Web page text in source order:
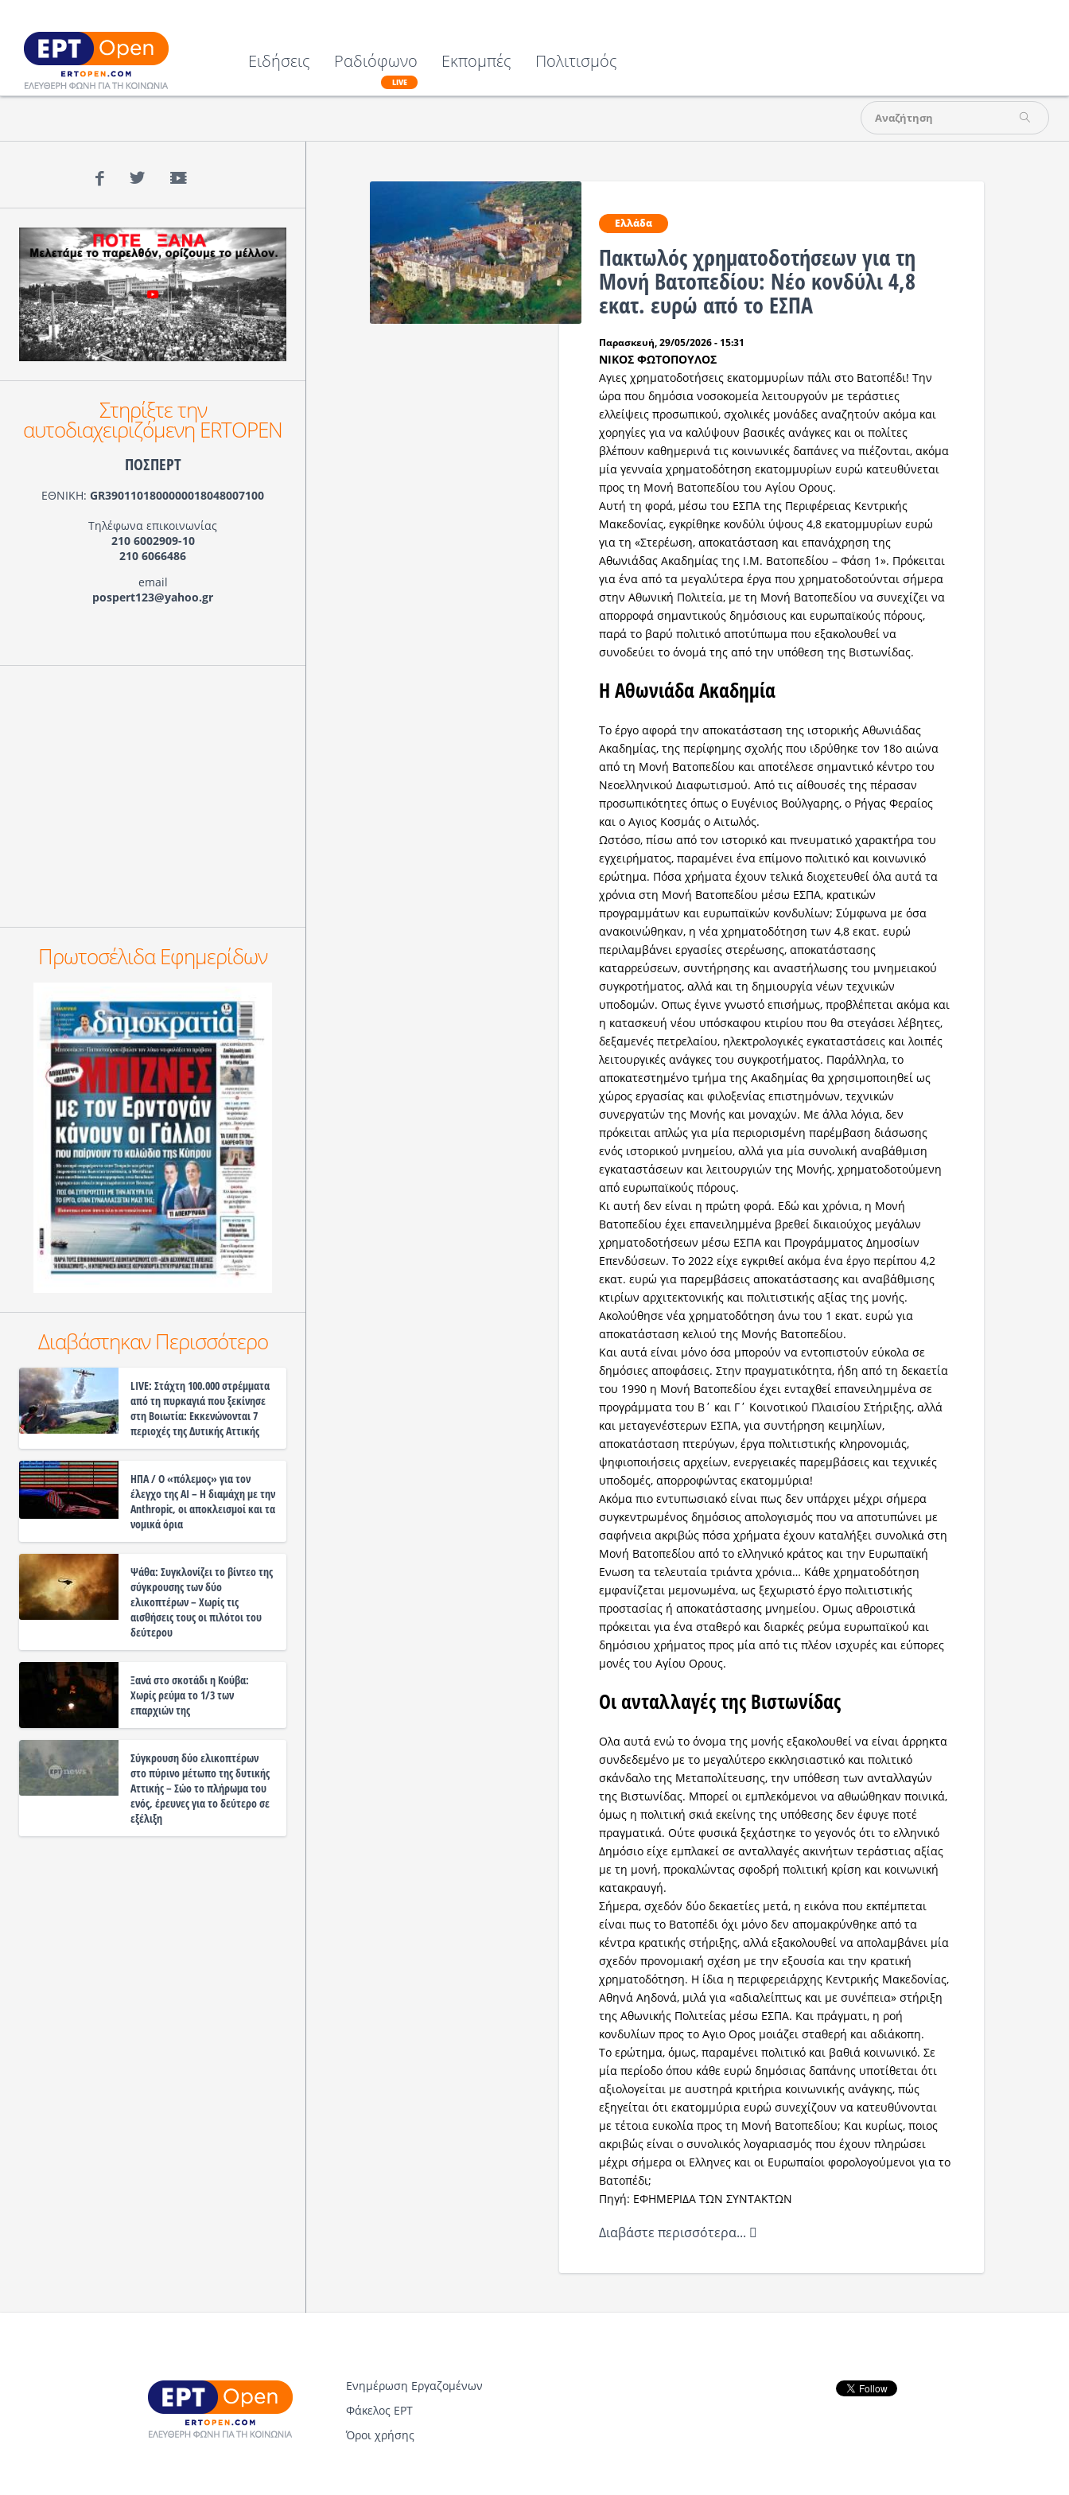
Ειδήσεις Ραδιόφωνο
LIVE
Εκπομπές Πολιτισμός
Ελλάδα
Πακτωλός χρηματοδοτήσεων για τη
Μονή Βατοπεδίου: Νέο κονδύλι 4,8
εκατ. ευρώ από το ΕΣΠΑ
Παρασκευή, 29/05/2026 - 15:31
ΝΙΚΟΣ ΦΩΤΟΠΟΥΛΟΣ
Aγιες χρηματοδοτήσεις εκατομμυρίων πάλι στο Βατοπέδι! Την
ώρα που δημόσια νοσοκομεία λειτουργούν με τεράστιες
ελλείψεις προσωπικού, σχολικές μονάδες αναζητούν ακόμα και
χορηγίες για να καλύψουν βασικές ανάγκες και οι πολίτες
βλέπουν καθημερινά τις κοινωνικές δαπάνες να πιέζονται, ακόμα
μία γενναία χρηματοδότηση εκατομμυρίων ευρώ κατευθύνεται
προς τη Μονή Βατοπεδίου του Αγίου Ορους.
Αυτή τη φορά, μέσω του ΕΣΠΑ της Περιφέρειας Κεντρικής
Μακεδονίας, εγκρίθηκε κονδύλι ύψους 4,8 εκατομμυρίων ευρώ
για τη «Στερέωση, αποκατάσταση και επανάχρηση της
Αθωνιάδας Ακαδημίας της Ι.Μ. Βατοπεδίου – Φάση 1». Πρόκειται
για ένα από τα μεγαλύτερα έργα που χρηματοδοτούνται σήμερα
στην Αθωνική Πολιτεία, με τη Μονή Βατοπεδίου να συνεχίζει να
απορροφά σημαντικούς δημόσιους και ευρωπαϊκούς πόρους,
παρά το βαρύ πολιτικό αποτύπωμα που εξακολουθεί να
συνοδεύει το όνομά της από την υπόθεση της Βιστωνίδας.
Η Αθωνιάδα Ακαδημία
Το έργο αφορά την αποκατάσταση της ιστορικής Αθωνιάδας
Ακαδημίας, της περίφημης σχολής που ιδρύθηκε τον 18ο αιώνα
από τη Μονή Βατοπεδίου και αποτέλεσε σημαντικό κέντρο του
Νεοελληνικού Διαφωτισμού. Από τις αίθουσές της πέρασαν
προσωπικότητες όπως ο Ευγένιος Βούλγαρης, ο Ρήγας Φεραίος
και ο Αγιος Κοσμάς ο Αιτωλός.
Ωστόσο, πίσω από τον ιστορικό και πνευματικό χαρακτήρα του
εγχειρήματος, παραμένει ένα επίμονο πολιτικό και κοινωνικό
ερώτημα. Πόσα χρήματα έχουν τελικά διοχετευθεί όλα αυτά τα
χρόνια στη Μονή Βατοπεδίου μέσω ΕΣΠΑ, κρατικών
προγραμμάτων και ευρωπαϊκών κονδυλίων; Σύμφωνα με όσα
ανακοινώθηκαν, η νέα χρηματοδότηση των 4,8 εκατ. ευρώ
περιλαμβάνει εργασίες στερέωσης, αποκατάστασης
καταρρεύσεων, συντήρησης και αναστήλωσης του μνημειακού
συγκροτήματος, αλλά και τη δημιουργία νέων τεχνικών
υποδομών. Οπως έγινε γνωστό επισήμως, προβλέπεται ακόμα και
η κατασκευή νέου υπόσκαφου κτιρίου που θα στεγάσει λέβητες,
δεξαμενές πετρελαίου, ηλεκτρολογικές εγκαταστάσεις και λοιπές
λειτουργικές ανάγκες του συγκροτήματος. Παράλληλα, το
αποκατεστημένο τμήμα της Ακαδημίας θα χρησιμοποιηθεί ως
χώρος εργασίας και φιλοξενίας επιστημόνων, τεχνικών
συνεργατών της Μονής και μοναχών. Με άλλα λόγια, δεν
πρόκειται απλώς για μία περιορισμένη παρέμβαση διάσωσης
ενός ιστορικού μνημείου, αλλά για μία συνολική αναβάθμιση
εγκαταστάσεων και λειτουργιών της Μονής, χρηματοδοτούμενη
από ευρωπαϊκούς πόρους.
Κι αυτή δεν είναι η πρώτη φορά. Εδώ και χρόνια, η Μονή
Βατοπεδίου έχει επανειλημμένα βρεθεί δικαιούχος μεγάλων
χρηματοδοτήσεων μέσω ΕΣΠΑ και Προγράμματος Δημοσίων
Επενδύσεων. Το 2022 είχε εγκριθεί ακόμα ένα έργο περίπου 4,2
εκατ. ευρώ για παρεμβάσεις αποκατάστασης και αναβάθμισης
κτιρίων αρχιτεκτονικής και πολιτιστικής αξίας της μονής.
Ακολούθησε νέα χρηματοδότηση άνω του 1 εκατ. ευρώ για
αποκατάσταση κελιού της Μονής Βατοπεδίου.
Και αυτά είναι μόνο όσα μπορούν να εντοπιστούν εύκολα σε
δημόσιες αποφάσεις. Στην πραγματικότητα, ήδη από τη δεκαετία
του 1990 η Μονή Βατοπεδίου έχει ενταχθεί επανειλημμένα σε
προγράμματα του Β΄ και Γ΄ Κοινοτικού Πλαισίου Στήριξης, αλλά
και μεταγενέστερων ΕΣΠΑ, για συντήρηση κειμηλίων,
αποκατάσταση πτερύγων, έργα πολιτιστικής κληρονομιάς,
ψηφιοποιήσεις αρχείων, ενεργειακές παρεμβάσεις και τεχνικές
υποδομές, απορροφώντας εκατομμύρια!
Ακόμα πιο εντυπωσιακό είναι πως δεν υπάρχει μέχρι σήμερα
συγκεντρωμένος δημόσιος απολογισμός που να αποτυπώνει με
σαφήνεια ακριβώς πόσα χρήματα έχουν καταλήξει συνολικά στη
Μονή Βατοπεδίου από το ελληνικό κράτος και την Ευρωπαϊκή
Ενωση τα τελευταία τριάντα χρόνια… Κάθε χρηματοδότηση
εμφανίζεται μεμονωμένα, ως ξεχωριστό έργο πολιτιστικής
προστασίας ή αποκατάστασης μνημείου. Ομως αθροιστικά
πρόκειται για ένα σταθερό και διαρκές ρεύμα ευρωπαϊκού και
δημόσιου χρήματος προς μία από τις πλέον ισχυρές και εύπορες
μονές του Αγίου Ορους.
Οι ανταλλαγές της Βιστωνίδας
Ολα αυτά ενώ το όνομα της μονής εξακολουθεί να είναι άρρηκτα
συνδεδεμένο με το μεγαλύτερο εκκλησιαστικό και πολιτικό
σκάνδαλο της Μεταπολίτευσης, την υπόθεση των ανταλλαγών
της Βιστωνίδας. Μπορεί οι εμπλεκόμενοι να αθωώθηκαν ποινικά,
όμως η πολιτική σκιά εκείνης της υπόθεσης δεν έφυγε ποτέ
πραγματικά. Ούτε φυσικά ξεχάστηκε το γεγονός ότι το ελληνικό
Δημόσιο είχε εμπλακεί σε ανταλλαγές ακινήτων τεράστιας αξίας
με τη μονή, προκαλώντας σφοδρή πολιτική κρίση και κοινωνική
κατακραυγή.
Σήμερα, σχεδόν δύο δεκαετίες μετά, η εικόνα που εκπέμπεται
είναι πως το Βατοπέδι όχι μόνο δεν απομακρύνθηκε από τα
κέντρα κρατικής στήριξης, αλλά εξακολουθεί να απολαμβάνει μία
σχεδόν προνομιακή σχέση με την εξουσία και την κρατική
χρηματοδότηση. Η ίδια η περιφερειάρχης Κεντρικής Μακεδονίας,
Αθηνά Αηδονά, μιλά για «αδιαλείπτως και με συνέπεια» στήριξη
της Αθωνικής Πολιτείας μέσω ΕΣΠΑ. Και πράγματι, η ροή
κονδυλίων προς το Αγιο Ορος μοιάζει σταθερή και αδιάκοπη.
Το ερώτημα, όμως, παραμένει πολιτικό και βαθιά κοινωνικό. Σε
μία περίοδο όπου κάθε ευρώ δημόσιας δαπάνης υποτίθεται ότι
αξιολογείται με αυστηρά κριτήρια κοινωνικής ανάγκης, πώς
εξηγείται ότι εκατομμύρια ευρώ συνεχίζουν να κατευθύνονται
με τέτοια ευκολία προς τη Μονή Βατοπεδίου; Και κυρίως, ποιος
ακριβώς είναι ο συνολικός λογαριασμός που έχουν πληρώσει
μέχρι σήμερα οι Ελληνες και οι Ευρωπαίοι φορολογούμενοι για το
Βατοπέδι;
Πηγή: ΕΦΗΜΕΡΙΔΑ ΤΩΝ ΣΥΝΤΑΚΤΩΝ
Διαβάστε περισσότερα...
Facebook
TwitterYouTube
Στηρίξτε την
αυτοδιαχειριζόμενη ERTOPEN
ΠΟΣΠΕΡΤ
ΕΘΝΙΚΗ: GR3901101800000018048007100
Τηλέφωνα επικοινωνίας
210 6002909-10
210 6066486
email
pospert123@yahoo.gr
Πρωτοσέλιδα Εφημερίδων
Διαβάστηκαν Περισσότερο
LIVE: Στάχτη 100.000 στρέμματα
από τη πυρκαγιά που ξεκίνησε
στη Βοιωτία: Εκκενώνονται 7
περιοχές της Δυτικής Αττικής
ΗΠΑ / Ο «πόλεμος» για τον
έλεγχο της ΑΙ – Η διαμάχη με την
Anthropic, οι αποκλεισμοί και τα
νομικά όρια
Ψάθα: Συγκλονίζει το βίντεο της
σύγκρουσης των δύο
ελικοπτέρων – Χωρίς τις
αισθήσεις τους οι πιλότοι του
δεύτερου
Ξανά στο σκοτάδι η Κούβα:
Χωρίς ρεύμα το 1/3 των
επαρχιών της
Σύγκρουση δύο ελικοπτέρων
στο πύρινο μέτωπο της δυτικής
Αττικής – Σώο το πλήρωμα του
ενός, έρευνες για το δεύτερο σε
εξέλιξη
Ενημέρωση Εργαζομένων
Φάκελος ΕΡΤ
Όροι χρήσης